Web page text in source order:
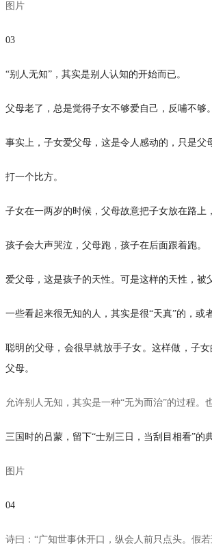
图片
03
“别人无知”，其实是别人认知的开始而已。
父母老了，总是觉得子女不够爱自己，反哺不够。
事实上，子女爱父母，这是令人感动的，只是父
打一个比方。
子女在一两岁的时候，父母故意把子女放在路上
孩子会大声哭泣，父母跑，孩子在后面跟着跑。
爱父母，这是孩子的天性。可是这样的天性，被
一些看起来很无知的人，其实是很“天真”的，或
聪明的父母，会很早就放手子女。这样做，子
父母。
允许别人无知，其实是一种“无为而治”的过程。
三国时的吕蒙，留下“士别三日，当刮目相看”的
图片
04
诗曰：“广知世事休开口，纵会人前只点头。假